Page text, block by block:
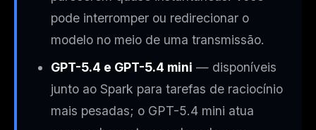
pode interromper ou redirecionar o
modelo no meio de uma transmissão.
GPT-5.4 e GPT-5.4 mini — disponíveis
junto ao Spark para tarefas de raciocínio
mais pesadas; o GPT-5.4 mini atua